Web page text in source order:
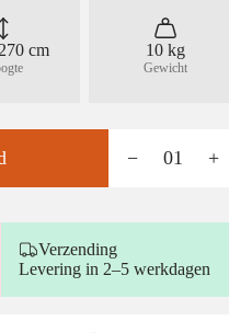
cm 10 kg
Gewicht
− 01 +
Verzending
Levering in 2–5 werkdagen